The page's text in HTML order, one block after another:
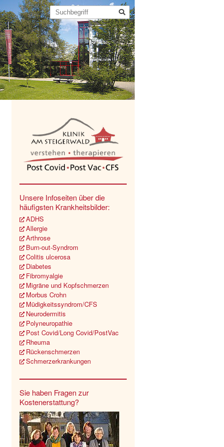
Unsere Infoseiten über die
häufigsten Krankheitsbilder:
ADHS
Allergie
Arthrose
Burn-out-Syndrom
Colitis ulcerosa
Diabetes
Fibromyalgie
Migräne und Kopfschmerzen
Morbus Crohn
Müdigkeitssyndrom/CFS
Neurodermitis
Polyneuropathie
Post Covid/Long Covid/PostVac
Rheuma
Rückenschmerzen
Schmerzerkrankungen
Sie haben Fragen zur
Kostenerstattung?